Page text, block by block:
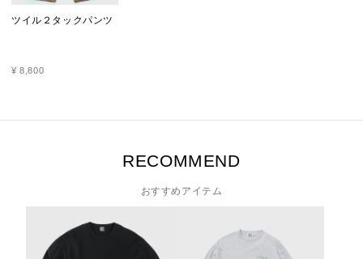
ツイル２タックパンツ
¥ 8,800
RECOMMEND
おすすめアイテム